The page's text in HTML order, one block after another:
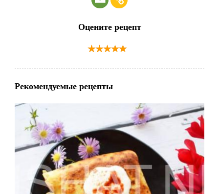
Оцените рецепт
Рекомендуемые рецепты